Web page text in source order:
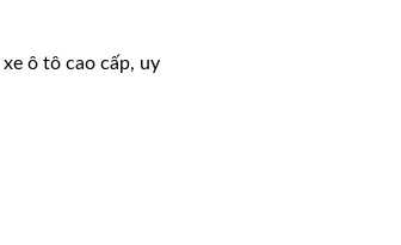
ô tô cao cấp, uy